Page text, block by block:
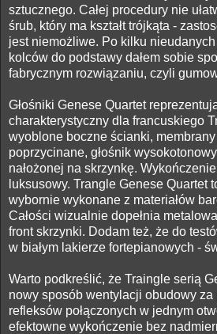
sztucznego. Całej procedury nie
śrub, który ma kształt trójkąta -
jest niemożliwe. Po kilku
kolców do podstawy dałem sobie
fabrycznym rozwiązaniu, czyli
Głośniki Genese Quartet
charakterystyczny dla francuskiego
wyoblone boczne ścianki,
poprzycinane, głośnik
nałożonej na skrzynkę.
luksusowy. Trangle Genese Quartet
wybornie wykonane z materiałów
Całości wizualnie dopełnia
front skrzynki. Dodam też, że do
w białym lakierze fortepianowych -
Warto podkreślić, że Traingle serią
nowy sposób wentylacji obudowy
refleksów połączonych w jednym
efektowne wykończenie bez